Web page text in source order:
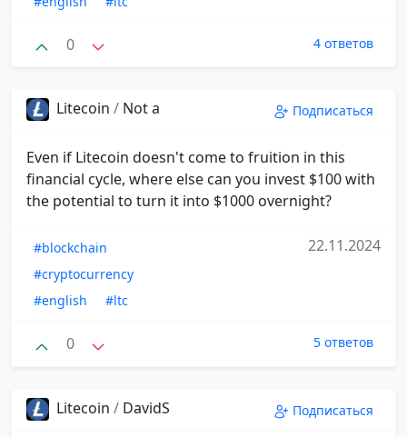
0 4 ответов
Litecoin / Not a Подписаться
Even if Litecoin doesn't come to fruition in this
financial cycle, where else can you invest $100 with
the potential to turn it into $1000 overnight?
#blockchain
#cryptocurrency
#english
#ltc
22.11.2024
0 5 ответов
Litecoin / DavidS Подписаться